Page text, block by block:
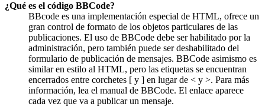
¿Qué es el código BBCode?
BBcode es una implementación especial de HTML, ofrece un
gran control de formato de los objetos particulares de las
publicaciones. El uso de BBCode debe ser habilitado por la
administración, pero también puede ser deshabilitado del
formulario de publicación de mensajes. BBCode asimismo es
similar en estilo al HTML, pero las etiquetas se encuentran
encerrados entre corchetes [ y ] en lugar de < y >. Para más
información, lea el manual de BBCode. El enlace aparece
cada vez que va a publicar un mensaje.